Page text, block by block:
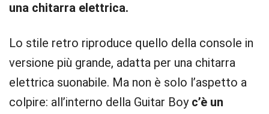
una chitarra elettrica.
Lo stile retro riproduce quello della console in
versione più grande, adatta per una chitarra
elettrica suonabile. Ma non è solo l’aspetto a
colpire: all’interno della Guitar Boy c’è un